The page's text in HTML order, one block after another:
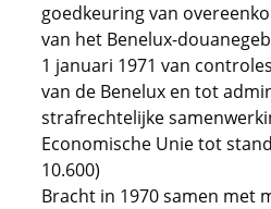
goedkeuring van
van het Benelux-
1 januari 1971 van
van de Benelux en tot
strafrechtelijke
Economische Unie tot
10.600)
Bracht in 1970 samen met